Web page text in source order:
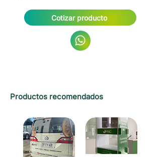
Cotizar producto
Productos recomendados